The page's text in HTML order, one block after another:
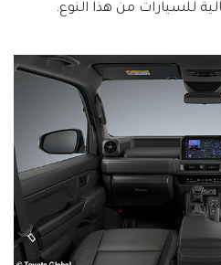
للسيارات من هذا النوع.